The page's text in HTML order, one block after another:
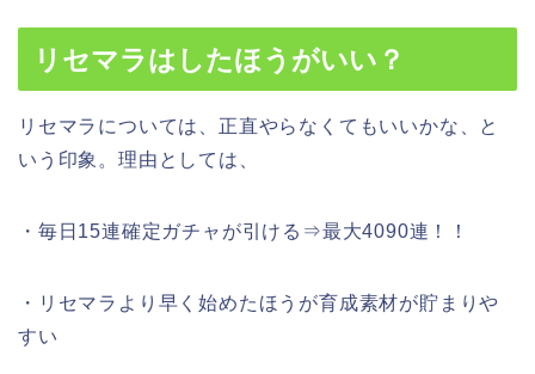
リセマラはしたほうがいい？
リセマラについては、正直やらなくてもいいかな、と
いう印象。理由としては、
・毎日15連確定ガチャが引ける⇒最大4090連！！
・リセマラより早く始めたほうが育成素材が貯まりや
すい